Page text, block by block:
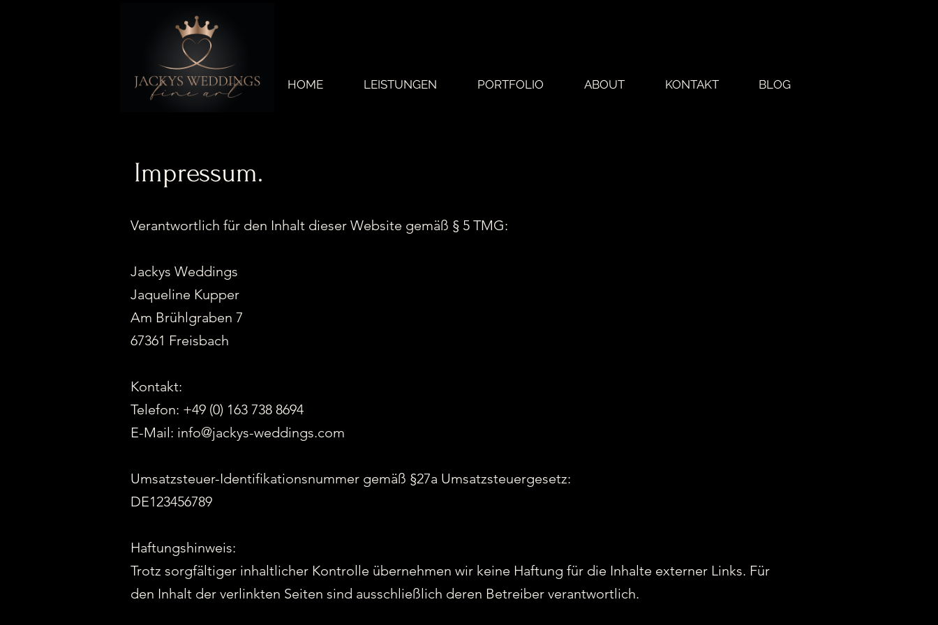
HOME LEISTUNGEN PORTFOLIO ABOUT KONTAKT BLOG
Impressum.
Verantwortlich für den Inhalt dieser Website gemäß § 5 TMG:
Jackys Weddings
Jaqueline Kupper
Am Brühlgraben 7
67361 Freisbach
Kontakt:
Telefon: +49 (0) 163 738 8694
E-Mail: info@jackys-weddings.com
Umsatzsteuer-Identifikationsnummer gemäß §27a Umsatzsteuergesetz:
DE123456789
Haftungshinweis:
Trotz sorgfältiger inhaltlicher Kontrolle übernehmen wir keine Haftung für die Inhalte externer Links. Für
den Inhalt der verlinkten Seiten sind ausschließlich deren Betreiber verantwortlich.